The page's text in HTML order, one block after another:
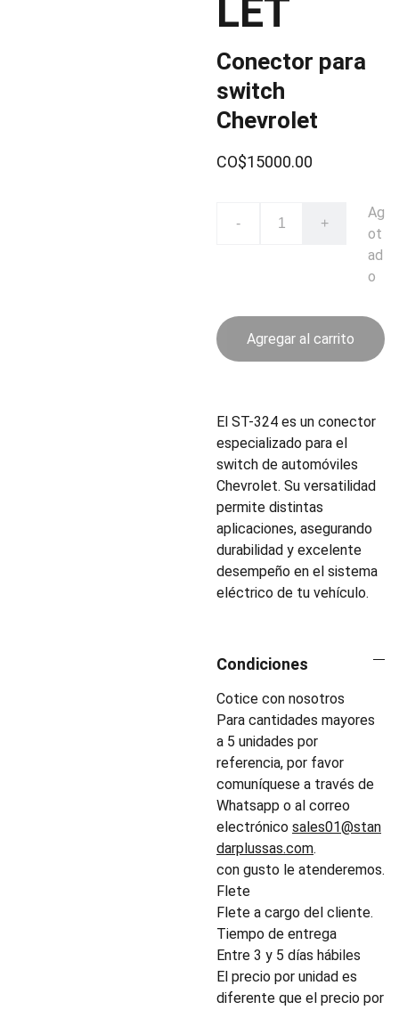
LET
Conector para
switch
Chevrolet
CO$15000.00
- +
Ag
ot
ad
o
Agregar al carrito
El ST-324 es un conector
especializado para el
switch de automóviles
Chevrolet. Su versatilidad
permite distintas
aplicaciones, asegurando
durabilidad y excelente
desempeño en el sistema
eléctrico de tu vehículo.
Condiciones
Cotice con nosotros
Para cantidades mayores
a 5 unidades por
referencia, por favor
comuníquese a través de
Whatsapp o al correo
electrónico sales01@stan
darplussas.com.
con gusto le atenderemos.
Flete
Flete a cargo del cliente.
Tiempo de entrega
Entre 3 y 5 días hábiles
El precio por unidad es
diferente que el precio por